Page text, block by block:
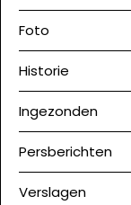
Foto
Historie
Ingezonden
Persberichten
Verslagen